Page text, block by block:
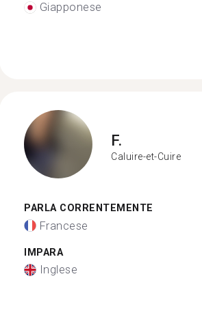
Giapponese
F.
Caluire-et-Cuire
PARLA CORRENTEMENTE
Francese
IMPARA
Inglese